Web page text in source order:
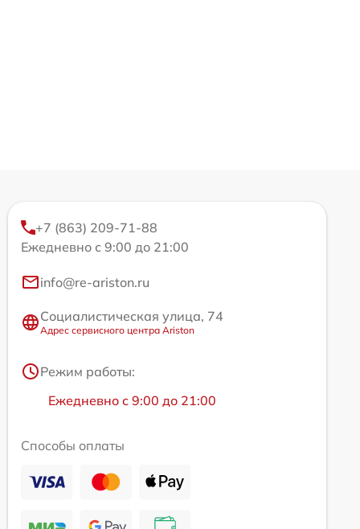
+7 (863) 209-71-88
Ежедневно с 9:00 до 21:00
info@re-ariston.ru
Социалистическая улица, 74
Адрес сервисного центра Ariston
Режим работы:
Ежедневно с 9:00 до 21:00
Способы оплаты